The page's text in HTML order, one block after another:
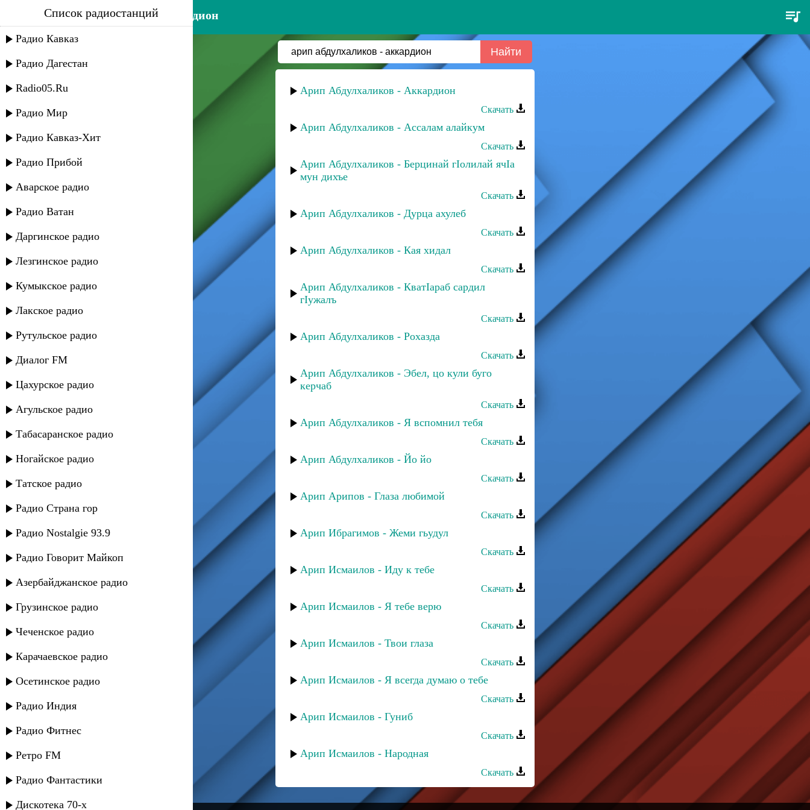
арип абдулхаликов - аккардион
Список радиостанций
Радио Кавказ
Радио Дагестан
Radio05.Ru
Радио Мир
Радио Кавказ-Хит
Радио Прибой
Аварское радио
Радио Ватан
Даргинское радио
Лезгинское радио
Кумыкское радио
Лакское радио
Рутульское радио
Диалог FM
Цахурское радио
Агульское радио
Табасаранское радио
Ногайское радио
Татское радио
Радио Страна гор
Радио Nostalgie 93.9
Радио Говорит Майкоп
Азербайджанское радио
Грузинское радио
Чеченское радио
Карачаевское радио
Осетинское радио
Радио Индия
Радио Фитнес
Ретро FM
Радио Фантастики
Дискотека 70-х
Арип Абдулхаликов - Аккардион
Скачать
Арип Абдулхаликов - Ассалам алайкум
Скачать
Арип Абдулхаликов - Берцинай гIолилай ячIа
мун дихъе
Скачать
Арип Абдулхаликов - Дурца ахулеб
Скачать
Арип Абдулхаликов - Кая хидал
Скачать
Арип Абдулхаликов - КватIараб сардил
гIужалъ
Скачать
Арип Абдулхаликов - Рохазда
Скачать
Арип Абдулхаликов - Эбел, цо кули буго
керчаб
Скачать
Арип Абдулхаликов - Я вспомнил тебя
Скачать
Арип Абдулхаликов - Йо йо
Скачать
Арип Арипов - Глаза любимой
Скачать
Арип Ибрагимов - Жеми гьудул
Скачать
Арип Исмаилов - Иду к тебе
Скачать
Арип Исмаилов - Я тебе верю
Скачать
Арип Исмаилов - Твои глаза
Скачать
Арип Исмаилов - Я всегда думаю о тебе
Скачать
Арип Исмаилов - Гуниб
Скачать
Арип Исмаилов - Народная
Скачать